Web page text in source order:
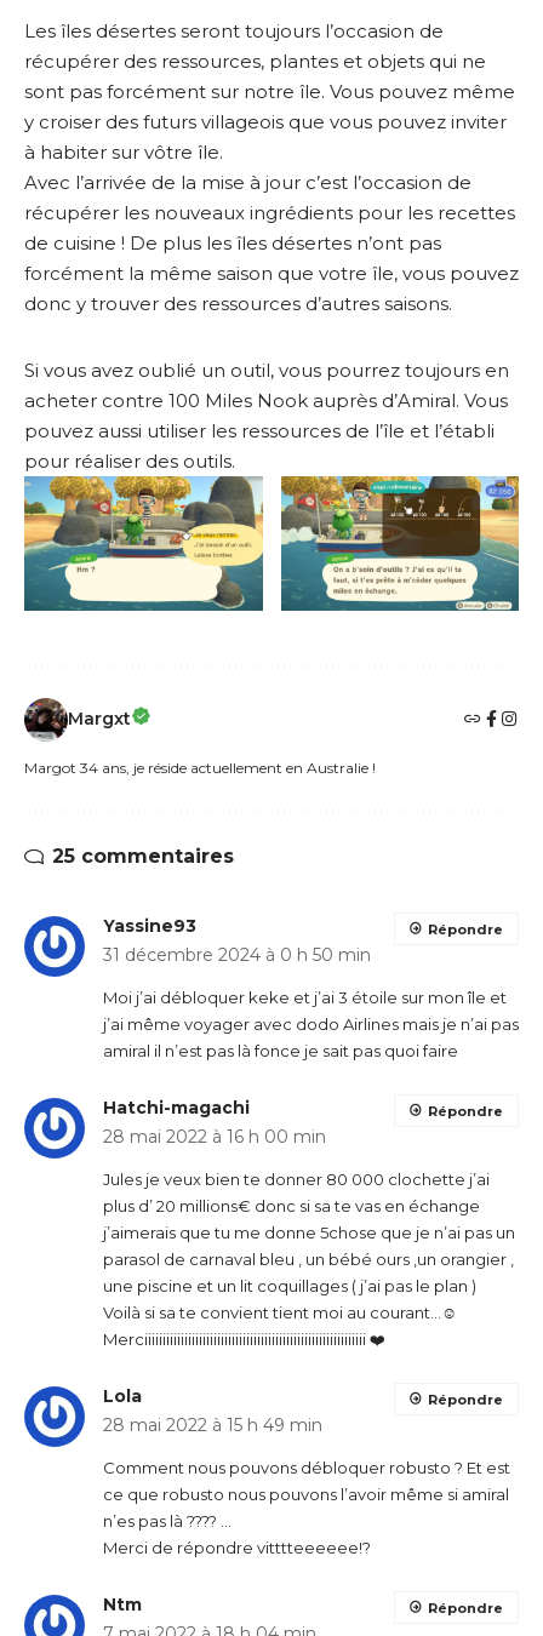
Les îles désertes seront toujours l’occasion de
récupérer des ressources, plantes et objets qui ne
sont pas forcément sur notre île. Vous pouvez même
y croiser des futurs villageois que vous pouvez inviter
à habiter sur vôtre île.
Avec l’arrivée de la mise à jour c’est l’occasion de
récupérer les nouveaux ingrédients pour les recettes
de cuisine ! De plus les îles désertes n’ont pas
forcément la même saison que votre île, vous pouvez
donc y trouver des ressources d’autres saisons.
Si vous avez oublié un outil, vous pourrez toujours en
acheter contre 100 Miles Nook auprès d’Amiral. Vous
pouvez aussi utiliser les ressources de l’île et l’établi
pour réaliser des outils.
Margxt
Margot 34 ans, je réside actuellement en Australie !
25 commentaires
Yassine93
31 décembre 2024 à 0 h 50 min
Moi j’ai débloquer keke et j’ai 3 étoile sur mon île et
j’ai même voyager avec dodo Airlines mais je n’ai pas
amiral il n’est pas là fonce je sait pas quoi faire
Répondre
Hatchi-magachi
28 mai 2022 à 16 h 00 min
Jules je veux bien te donner 80 000 clochette j’ai
plus d’ 20 millions€ donc si sa te vas en échange
j’aimerais que tu me donne 5chose que je n’ai pas un
parasol de carnaval bleu , un bébé ours ,un orangier ,
une piscine et un lit coquillages ( j’ai pas le plan )
Voilà si sa te convient tient moi au courant…☺️
Merciiiiiiiiiiiiiiiiiiiiiiiiiiiiiiiiiiiiiiiiiiiiiiiiiiiiiiiiiiiii ❤️
Répondre
Lola
28 mai 2022 à 15 h 49 min
Comment nous pouvons débloquer robusto ? Et est
ce que robusto nous pouvons l’avoir même si amiral
n’es pas là ???? …
Merci de répondre vitttteeeeee!?
Répondre
Ntm Répondre